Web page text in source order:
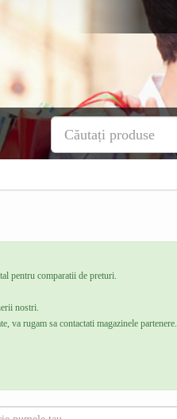
pentru comparatii de preturi.
nostri.
va rugam sa contactati magazinele partenere.